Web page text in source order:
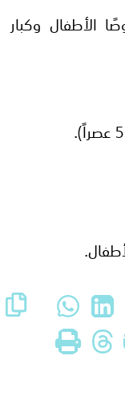
الأطفال وكبار